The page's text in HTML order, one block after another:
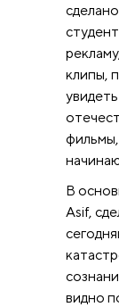
клипы,
В
Asif,
видно